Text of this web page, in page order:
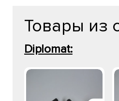
Товары из
Diplomat: